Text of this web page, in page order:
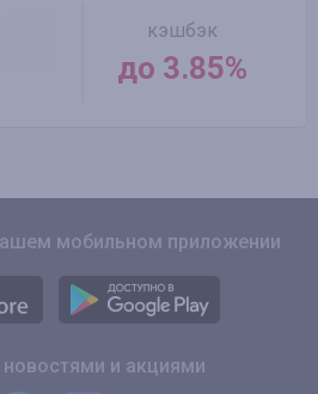
кэшбэк
до 3.85%
мобильном приложении
новостями и акциями